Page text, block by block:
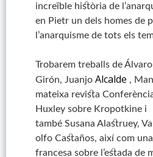
increïble història de
en Pietrun dels homes de
l’anarquisme de tots els
Trobarem treballs de Álvaro
Girón, Juanjo Alcalde ,
mateixa revista
Huxleysobre Kropotkinei
també Susana Alastruey,
olfo Castaños, així com
francesa sobre l’estada de